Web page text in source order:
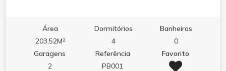
Área
203,52M²
Dormitórios
4
Banheiros
0
Garagens
2
Referência
PB001
Favorito